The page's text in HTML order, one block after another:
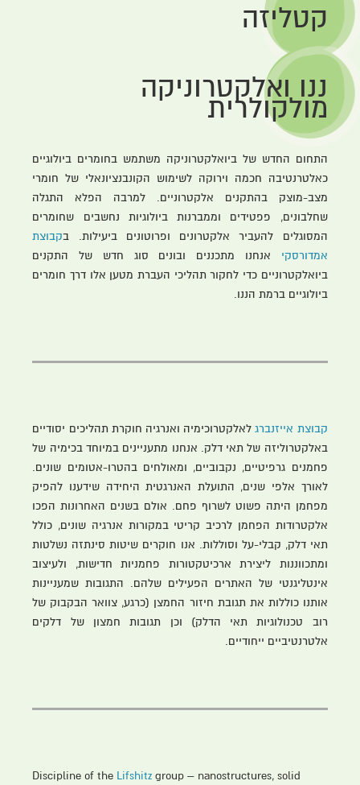
קטליזה
ננו ואלקטרוניקה
מולקולרית
התחום החדש של ביואלקטרוניקה משתמש בחומרים ביולוגיים
כאלטרנטיבה חכמה וירוקה לשימוש הקונבנציונאלי של חומרי
מצב-מוצק בהתקנים אלקטרוניים. למרבה הפלא התגלה
שחלבונים, פפטידים וממברנות ביולוגיות נחשבים שחומרים
המסוגלים להעביר אלקטרונים ופרוטונים ביעילות. בקבוצת
אמדורסקי אנחנו מתכננים ובונים סוג חדש של התקנים
ביואלקטרוניים כדי לחקור תהליכי העברת מטען אלו דרך חומרים
ביולוגיים ברמת הננו.
קבוצת אייזנברגלאלקטרוכימיה ואנרגיה חוקרת תהליכים יסודיים
באלקטרוליזה של תאי דלק. אנחנו מתעניינים במיוחד בכימיה של
פחמנים גרפיטיים, נקבוביים, ומאולחים בהטרו-אטומים שונים.
לאורך אלפי שנים, התועלת האנרגטית היחידה שידענו להפיק
מפחמן היתה פשוט לשרוף פחם. אולם בשנים האחרונות הפכו
אלקטרודות הפחמן לרכיב קריטי במקורות אנרגיה שונים, כולל
תאי דלק, קבלי-על וסוללות. אנו חוקרים שיטות סינתזה נשלטות
ומתכווננות ליצירת ארכיטקטורות פחמניות חדישות, ולעיצוב
אינטליגנטי של האתרים הפעילים שלהם. התגובות שמעניינות
אותנו כוללות את תגובת חיזור החמצן (כרגע, צוואר הבקבוק של
רוב טכנולוגיות תאי הדלק) וכן תגובות חמצון של דלקים
אלטרנטיביים ייחודיים.
Discipline of the Lifshitz group – nanostructures, solid